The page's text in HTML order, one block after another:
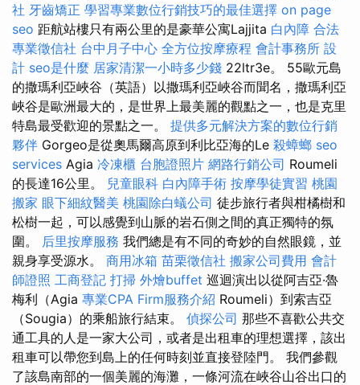
社 牙齒矯正 學習專業數位行銷技巧的最佳選擇 on page
seo 距航站樓只有兩公里的是豪華公寓Lajjita 白內障 合法
專業徵信社 台中月子中心 全方位按摩療程 會計事務所 設
計 seo是什麼 居家清潔一小時多少錢 22ltr3e。 55歐元島
的撒瑪利亞峽谷（英語）以撒瑪利亞峽谷而聞名，撒瑪利亞
峽谷是歐洲最大的，是世界上最美麗的觀點之一，也是克里
特島最受歡迎的景點之一。 提供多元解決方案的數位行銷
夥伴 Gorgeo是從奧馬爾高原到利比亞海的Le 殺蟑螂 seo
services Agia 冷凍櫃 台胞證照片 網路行銷公司 Roumeli
的長達16公里。 兒童眼科 白內障手術 按摩學徒實習 桃園
搬家 眼下細紋醫美 桃園除白蟻公司 徒步旅行者與柑橘樹和
松樹一起，可以感覺到山脈的岩石側之間的真正獨特的氛
圍。 后里按摩服務 我們總是有不同的奇妙的自然眼鏡，並
親身享受源水。 商用冰箱 苗栗徵信社 搬家公司費用 會計
師證照 工商登記 打掃 外燴buffet 巡迴演出以從阿吉亞·魯
梅利（Agia 專業CPA Firm服務介紹 Roumeli）到索吉亞
（Sougia）的乘船旅行結束。 偵探公司 那些不喜歡公共交
通工具的人是一家大公司，或者是出租車的理想選擇，該出
租車可以帶您到島上的任何時刻並直接登陸門。 我們參觀
了該島南部的一個美麗的海灘，一條河流在峽谷山谷出口的